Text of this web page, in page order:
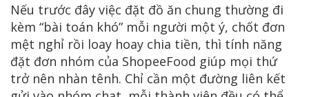
Nếu trước đây việc đặt đồ ăn chung thường đi
kèm “bài toán khó” mỗi người một ý, chốt đơn
mệt nghỉ rồi loay hoay chia tiền, thì tính năng
đặt đơn nhóm của ShopeeFood giúp mọi thứ
trở nên nhàn tênh. Chỉ cần một đường liên kết